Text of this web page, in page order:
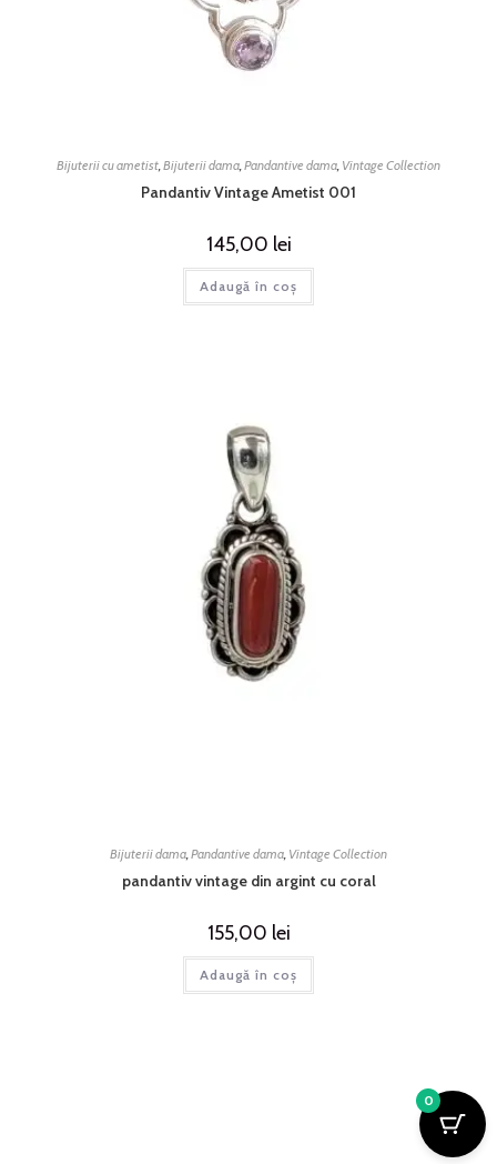
Bijuterii cu ametist,Bijuterii dama,Pandantive dama, Vintage Collection
Pandantiv Vintage Ametist 001
145,00 lei
Adaugă în coș
Bijuterii dama,Pandantive dama, Vintage Collection
pandantiv vintage din argint cu coral
155,00 lei
Adaugă în coș
0